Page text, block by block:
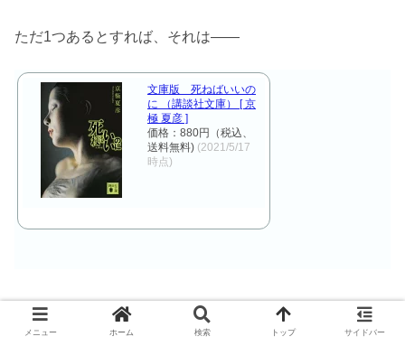
ただ1つあるとすれば、それは――
文庫版 死ねばいいの
に （講談社文庫） [ 京
極 夏彦 ]
価格：880円（税込、
送料無料) (2021/5/17
時点)
メニュー ホーム 検索 トップ サイドバー